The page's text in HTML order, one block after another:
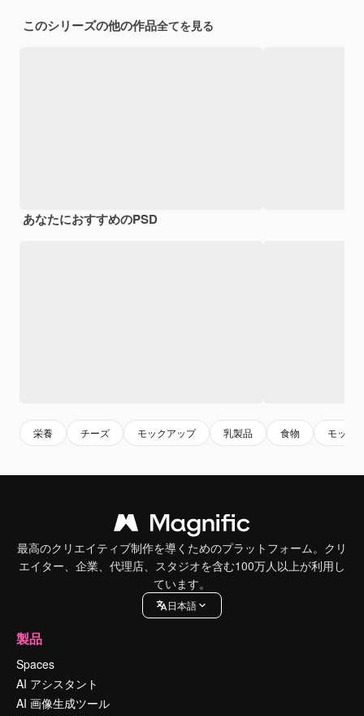
このシリーズの他の作品全てを見る
あなたにおすすめのPSD
栄養 チーズ モックアップ 乳製品 食物 モック
最高のクリエイティブ制作を導くためのプラットフォーム。クリ
エイター、企業、代理店、スタジオを含む100万人以上が利用し
ています。
日本語
製品
Spaces
AI アシスタント
AI 画像生成ツール